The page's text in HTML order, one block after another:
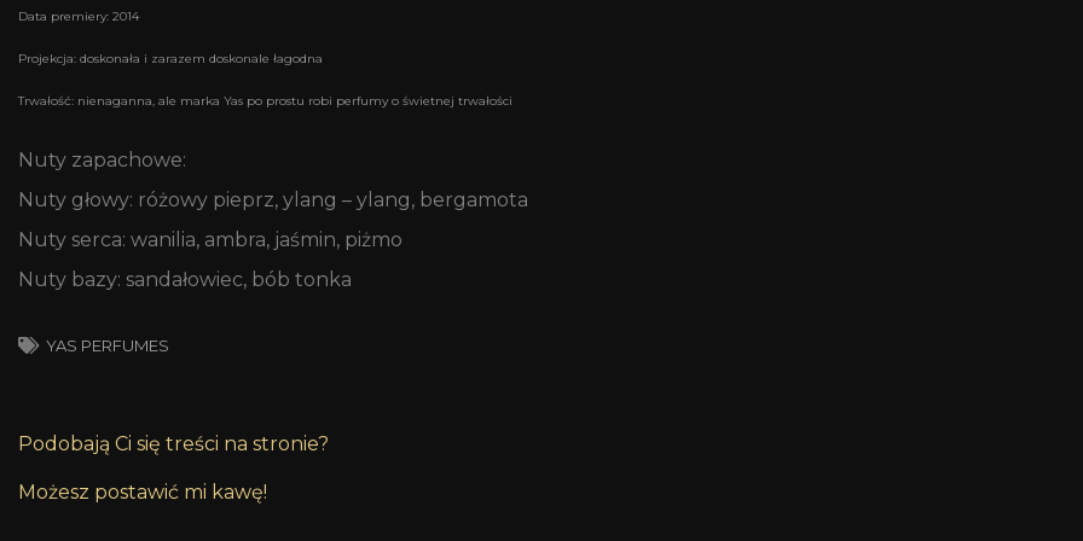
Data premiery: 2014
Projekcja: doskonała i zarazem doskonale łagodna
Trwałość: nienaganna, ale marka Yas po prostu robi perfumy o świetnej trwałości
Nuty zapachowe:
Nuty głowy: różowy pieprz, ylang – ylang, bergamota
Nuty serca: wanilia, ambra, jaśmin, piżmo
Nuty bazy: sandałowiec, bób tonka
YAS PERFUMES
Podobają Ci się treści na stronie?
Możesz postawić mi kawę!